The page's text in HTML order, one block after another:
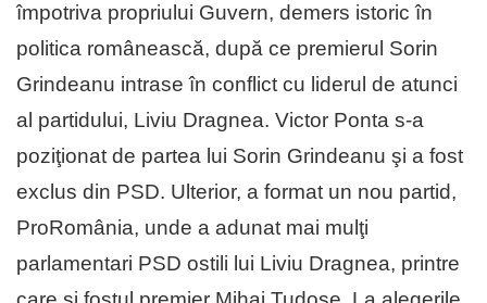
împotriva propriului Guvern, demers istoric în
politica românească, după ce premierul Sorin
Grindeanu intrase în conflict cu liderul de atunci
al partidului, Liviu Dragnea. Victor Ponta s-a
poziţionat de partea lui Sorin Grindeanu şi a fost
exclus din PSD. Ulterior, a format un nou partid,
ProRomânia, unde a adunat mai mulţi
parlamentari PSD ostili lui Liviu Dragnea, printre